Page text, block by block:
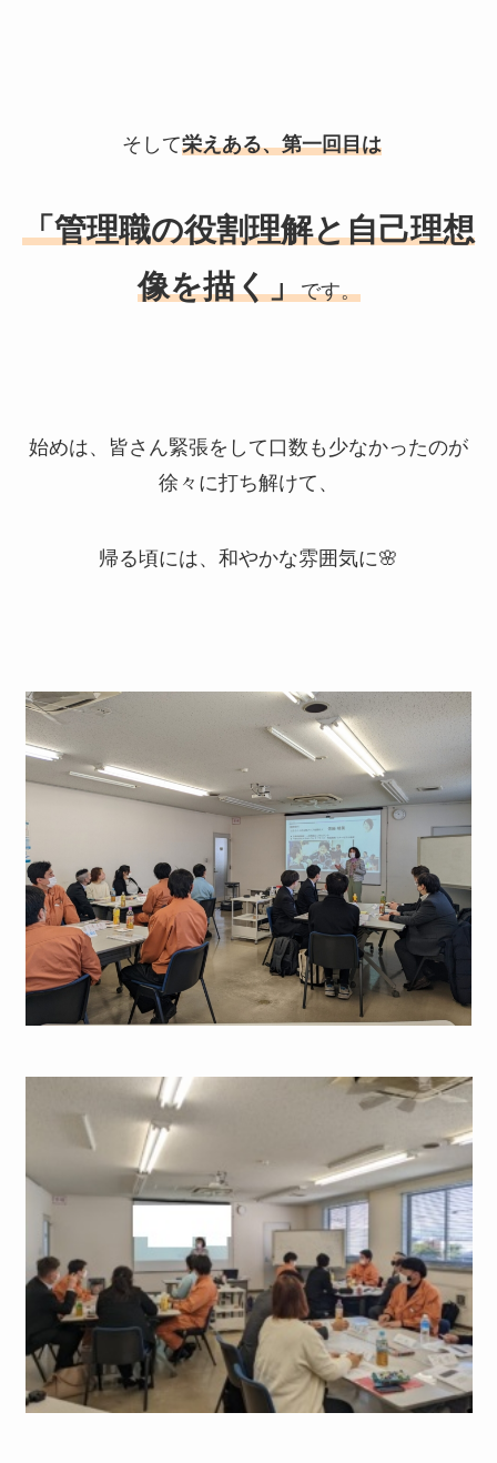
そして栄えある、第一回目は
「管理職の役割理解と自己理想
像を描く」です。
始めは、皆さん緊張をして口数も少なかったのが
徐々に打ち解けて、
帰る頃には、和やかな雰囲気に🌸